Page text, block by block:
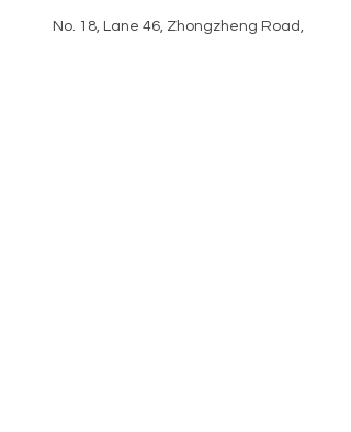
​ No. 18, Lane 46, Zhongzheng Road,